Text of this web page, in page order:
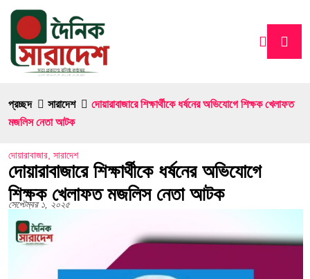
প্রচ্ছদ সারাদেশ
দোয়ারাবাজারে শিক্ষার্থীকে ধর্ষনের অভিযোগে শিক্ষক খেলাফত
মজলিস নেতা আটক
দোয়ারাবাজার, সারাদেশ
দোয়ারাবাজারে শিক্ষার্থীকে ধর্ষনের অভিযোগে
শিক্ষক খেলাফত মজলিস নেতা আটক
সেপ্টেম্বর ১, ২০২৫